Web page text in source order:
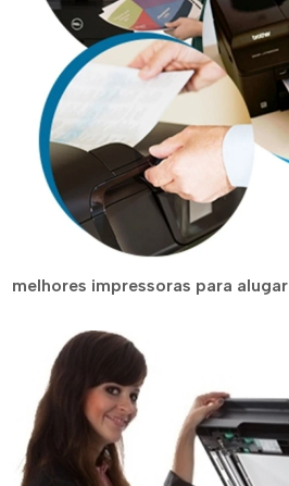
melhores impressoras para alugar